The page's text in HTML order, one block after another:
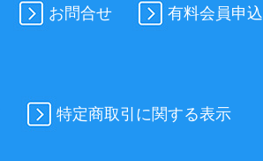
お問合せ 有料会員申込
特定商取引に関する表示